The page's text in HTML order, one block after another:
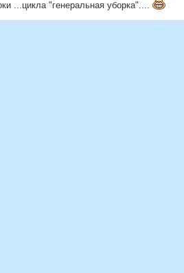
...цикла "генеральная уборка"....